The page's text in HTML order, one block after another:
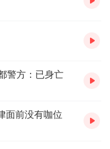
年，经共同商定，把5
全社会的尊敬。这是因
国的未来。每年的教师
自己的节日。政府和社
警方：已身亡
面前没有咖位